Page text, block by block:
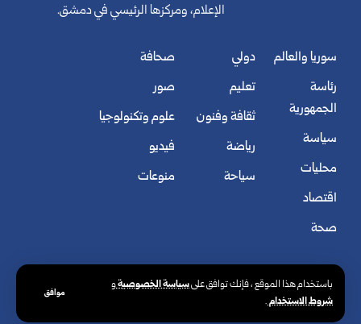
باستخدام هذا الموقع ، فإنك توافق علىسياسة الخصوصيةو
شروط الاستخدام.
موافق
الإعلام، ومركزها الرئيسي في دمشق.
سوريا والعالم
رئاسة
الجمهورية
سياسة
محليات
اقتصاد
صحة
دولي
تعليم
ثقافة وفنون
رياضة
سياحة
صحافة
صور
علوم وتكنولوجيا
فيديو
منوعات
© الوكالة العربية السورية للأنباء. كافة الحقوق محفوظة.